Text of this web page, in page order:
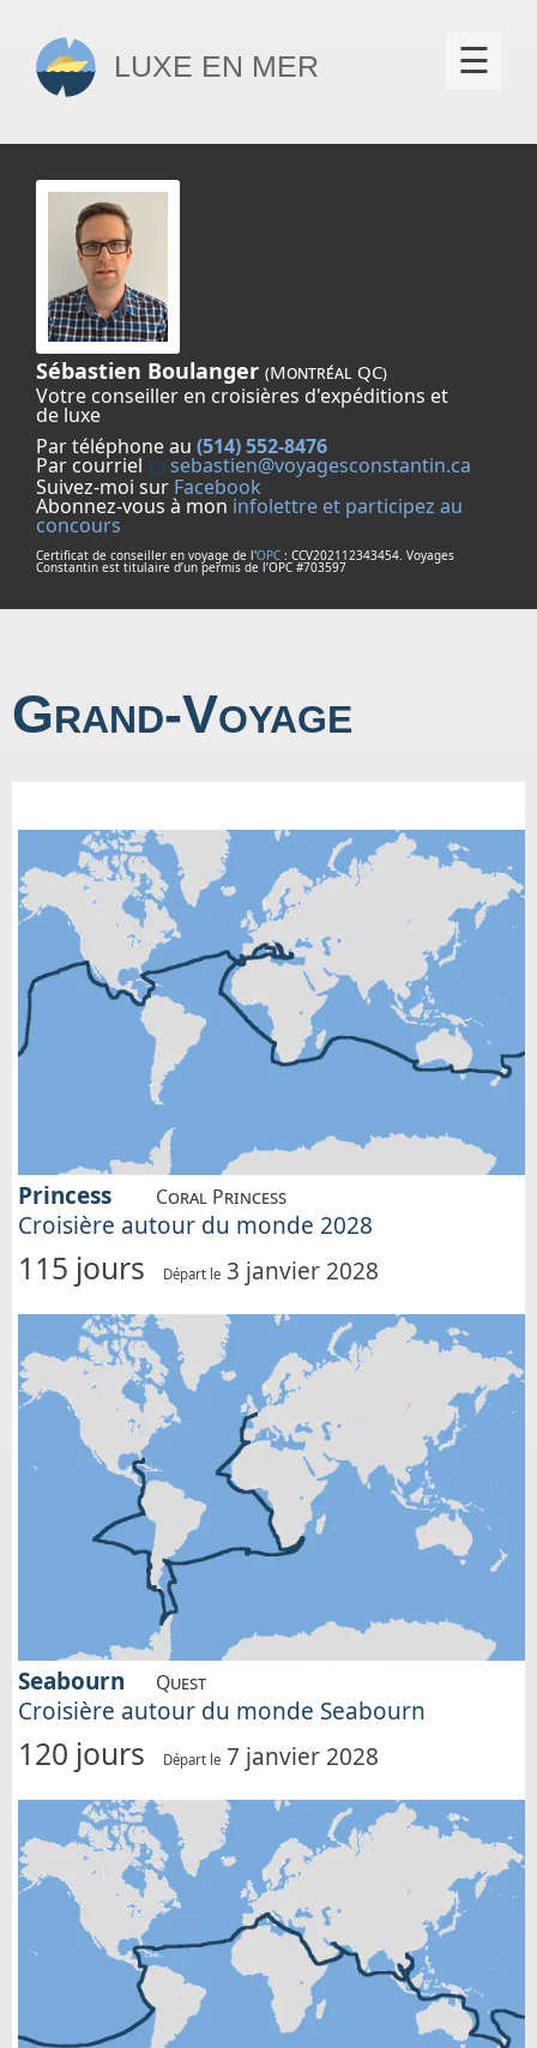
×
☰
Luxe en mer
Sébastien Boulanger (Montréal QC)
Votre conseiller en croisières d'expéditions et
de luxe
Par téléphone au (514) 552-8476
Par courriel
sebastien@voyagesconstantin.ca
Suivez-moi sur Facebook
Abonnez-vous à mon infolettre et participez au
concours
Certificat de conseiller en voyage de l'OPC : CCV202112343454. Voyages
Constantin est titulaire d’un permis de l’OPC #703597
Grand-Voyage
Princess Coral Princess
Croisière autour du monde 2028
115 jours Départ le 3 janvier 2028
Seabourn Quest
Croisière autour du monde Seabourn
120 jours Départ le 7 janvier 2028